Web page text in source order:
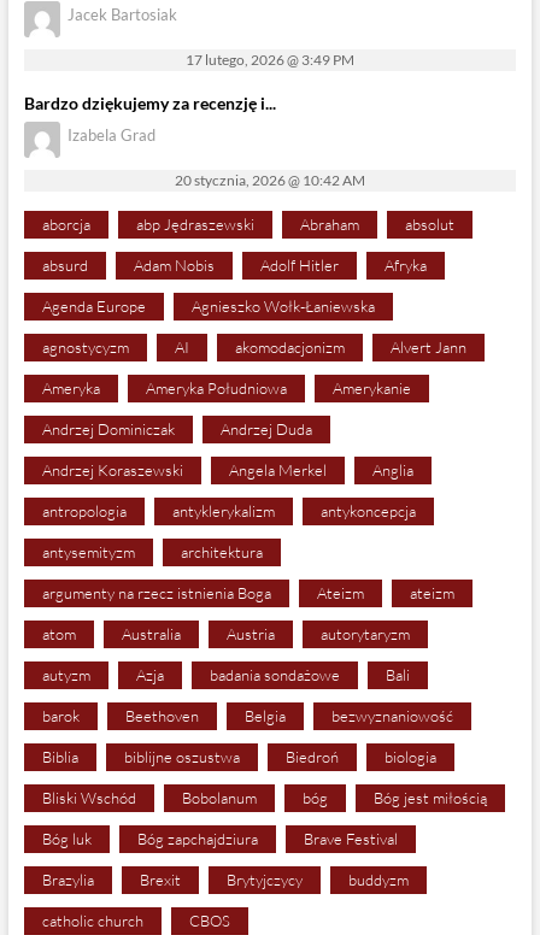
Jacek Bartosiak
17 lutego, 2026 @ 3:49 PM
Bardzo dziękujemy za recenzję i...
Izabela Grad
20 stycznia, 2026 @ 10:42 AM
aborcja abp Jędraszewski Abraham absolut
absurd Adam Nobis Adolf Hitler Afryka
Agenda Europe Agnieszko Wołk-Łaniewska
agnostycyzm AI akomodacjonizm Alvert Jann
Ameryka Ameryka Południowa Amerykanie
Andrzej Dominiczak Andrzej Duda
Andrzej Koraszewski Angela Merkel Anglia
antropologia antyklerykalizm antykoncepcja
antysemityzm architektura
argumenty na rzecz istnienia Boga Ateizm ateizm
atom Australia Austria autorytaryzm
autyzm Azja badania sondażowe Bali
barok Beethoven Belgia bezwyznaniowość
Biblia biblijne oszustwa Biedroń biologia
Bliski Wschód Bobolanum bóg Bóg jest miłością
Bóg luk Bóg zapchajdziura Brave Festival
Brazylia Brexit Brytyjczycy buddyzm
catholic church CBOS